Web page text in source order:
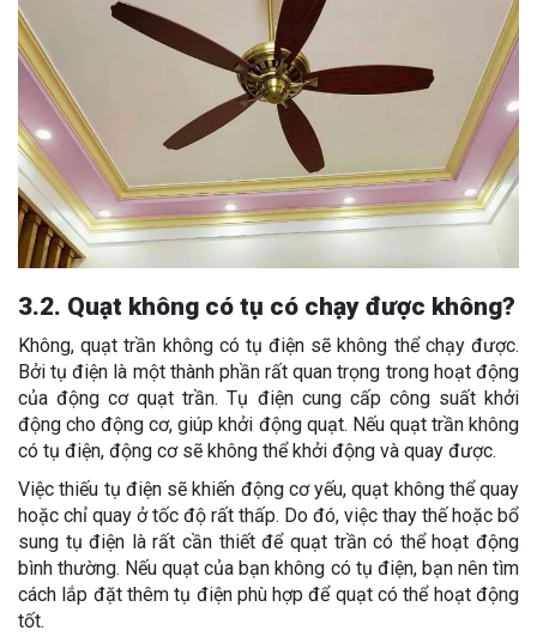
3.2. Quạt không có tụ có chạy được không?
Không, quạt trần không có tụ điện sẽ không thể chạy được.
Bởi tụ điện là một thành phần rất quan trọng trong hoạt động
của động cơ quạt trần. Tụ điện cung cấp công suất khởi
động cho động cơ, giúp khởi động quạt. Nếu quạt trần không
có tụ điện, động cơ sẽ không thể khởi động và quay được.
Việc thiếu tụ điện sẽ khiến động cơ yếu, quạt không thể quay
hoặc chỉ quay ở tốc độ rất thấp. Do đó, việc thay thế hoặc bổ
sung tụ điện là rất cần thiết để quạt trần có thể hoạt động
bình thường. Nếu quạt của bạn không có tụ điện, bạn nên tìm
cách lắp đặt thêm tụ điện phù hợp để quạt có thể hoạt động
tốt.